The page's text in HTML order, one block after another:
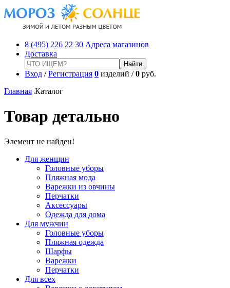
8 (495) 226 22 30 Адреса магазинов
Доставка
Вход /Регистрация 0 изделий /0 руб.
Главная Каталог
Товар детально
Элемент не найден!
Для женщин
Головные уборы
Пляжная мода
Варежки из овчины
Перчатки
Аксессуары
Одежда для дома
Для мужчин
Головные уборы
Пляжная одежда
Шарфы
Варежки
Перчатки
Для всех